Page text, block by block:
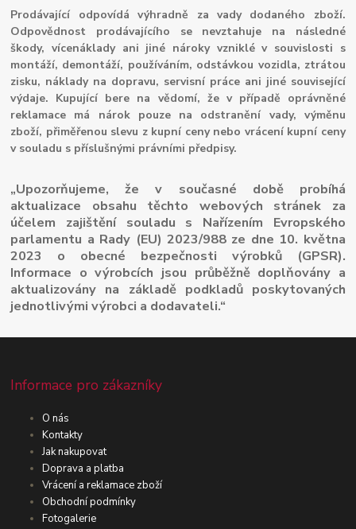
Prodávající odpovídá výhradně za vady dodaného zboží.
Odpovědnost prodávajícího se nevztahuje na následné
škody, vícenáklady ani jiné nároky vzniklé v souvislosti s
montáží, demontáží, používáním, odstávkou vozidla, ztrátou
zisku, náklady na dopravu, servisní práce ani jiné související
výdaje. Kupující bere na vědomí, že v případě oprávněné
reklamace má nárok pouze na odstranění vady, výměnu
zboží, přiměřenou slevu z kupní ceny nebo vrácení kupní ceny
v souladu s příslušnými právními předpisy.
„Upozorňujeme, že v současné době probíhá
aktualizace obsahu těchto webových stránek za
účelem zajištění souladu s Nařízením Evropského
parlamentu a Rady (EU) 2023/988 ze dne 10. května
2023 o obecné bezpečnosti výrobků (GPSR).
Informace o výrobcích jsou průběžně doplňovány a
aktualizovány na základě podkladů poskytovaných
jednotlivými výrobci a dodavateli.“
Informace pro zákazníky
O nás
Kontakty
Jak nakupovat
Doprava a platba
Vrácení a reklamace zboží
Obchodní podmínky
Fotogalerie